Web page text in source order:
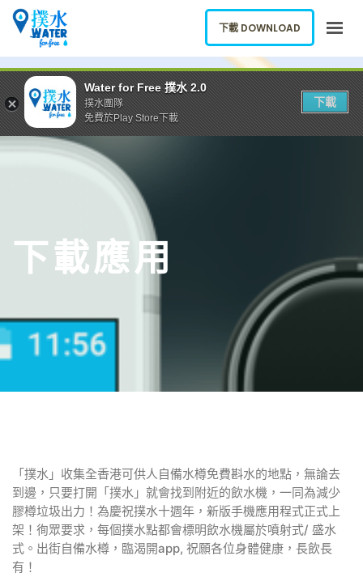
關於我們
下載應用
報告新飲水機
ENGLISH
下載 DOWNLOAD
下載應用
「撲水」收集全香港可供人自備水樽免費斟水的地點，無論去
到邊，只要打開「撲水」就會找到附近的飲水機，一同為減少
膠樽垃圾出力！為慶祝撲水十週年，新版手機應用程式正式上
架！徇眾要求， 每個撲水點都會標明飲水機屬於噴射式/ 盛水
式。出街自備水樽，臨渴開app, 祝願各位身體健康，長飲長
有！
下載 DOWNLOAD
Water for Free 撲水 2.0
撲水團隊
免費於Play Store下載
下載